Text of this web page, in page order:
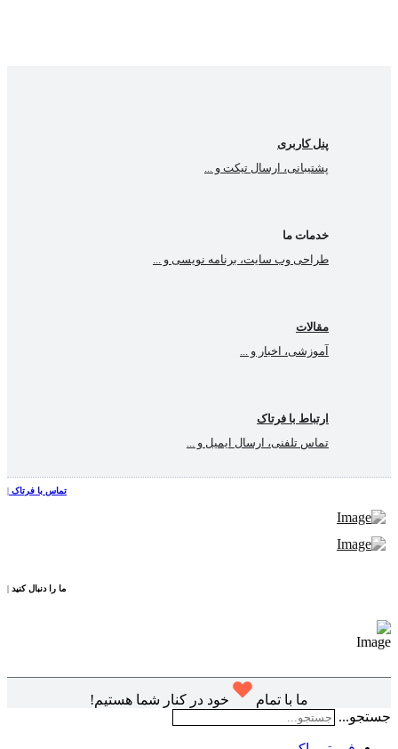
پنل کاربری
پشتیبانی، ارسال تیکت و ...
خدمات ما
طراحی وب سایت، برنامه نویسی و ...
مقالات
آموزشی، اخبار و ...
ارتباط با فرتاک
تماس تلفنی، ارسال ایمیل و ...
تماس با فرتاک |
ما را دنبال کنید |
ما با تمام
خود در کنار شما هستیم!
جستجو...